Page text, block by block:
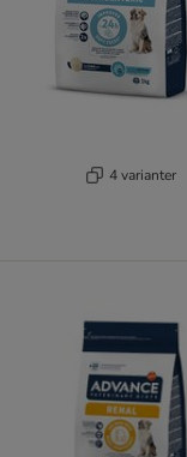
4 varianter